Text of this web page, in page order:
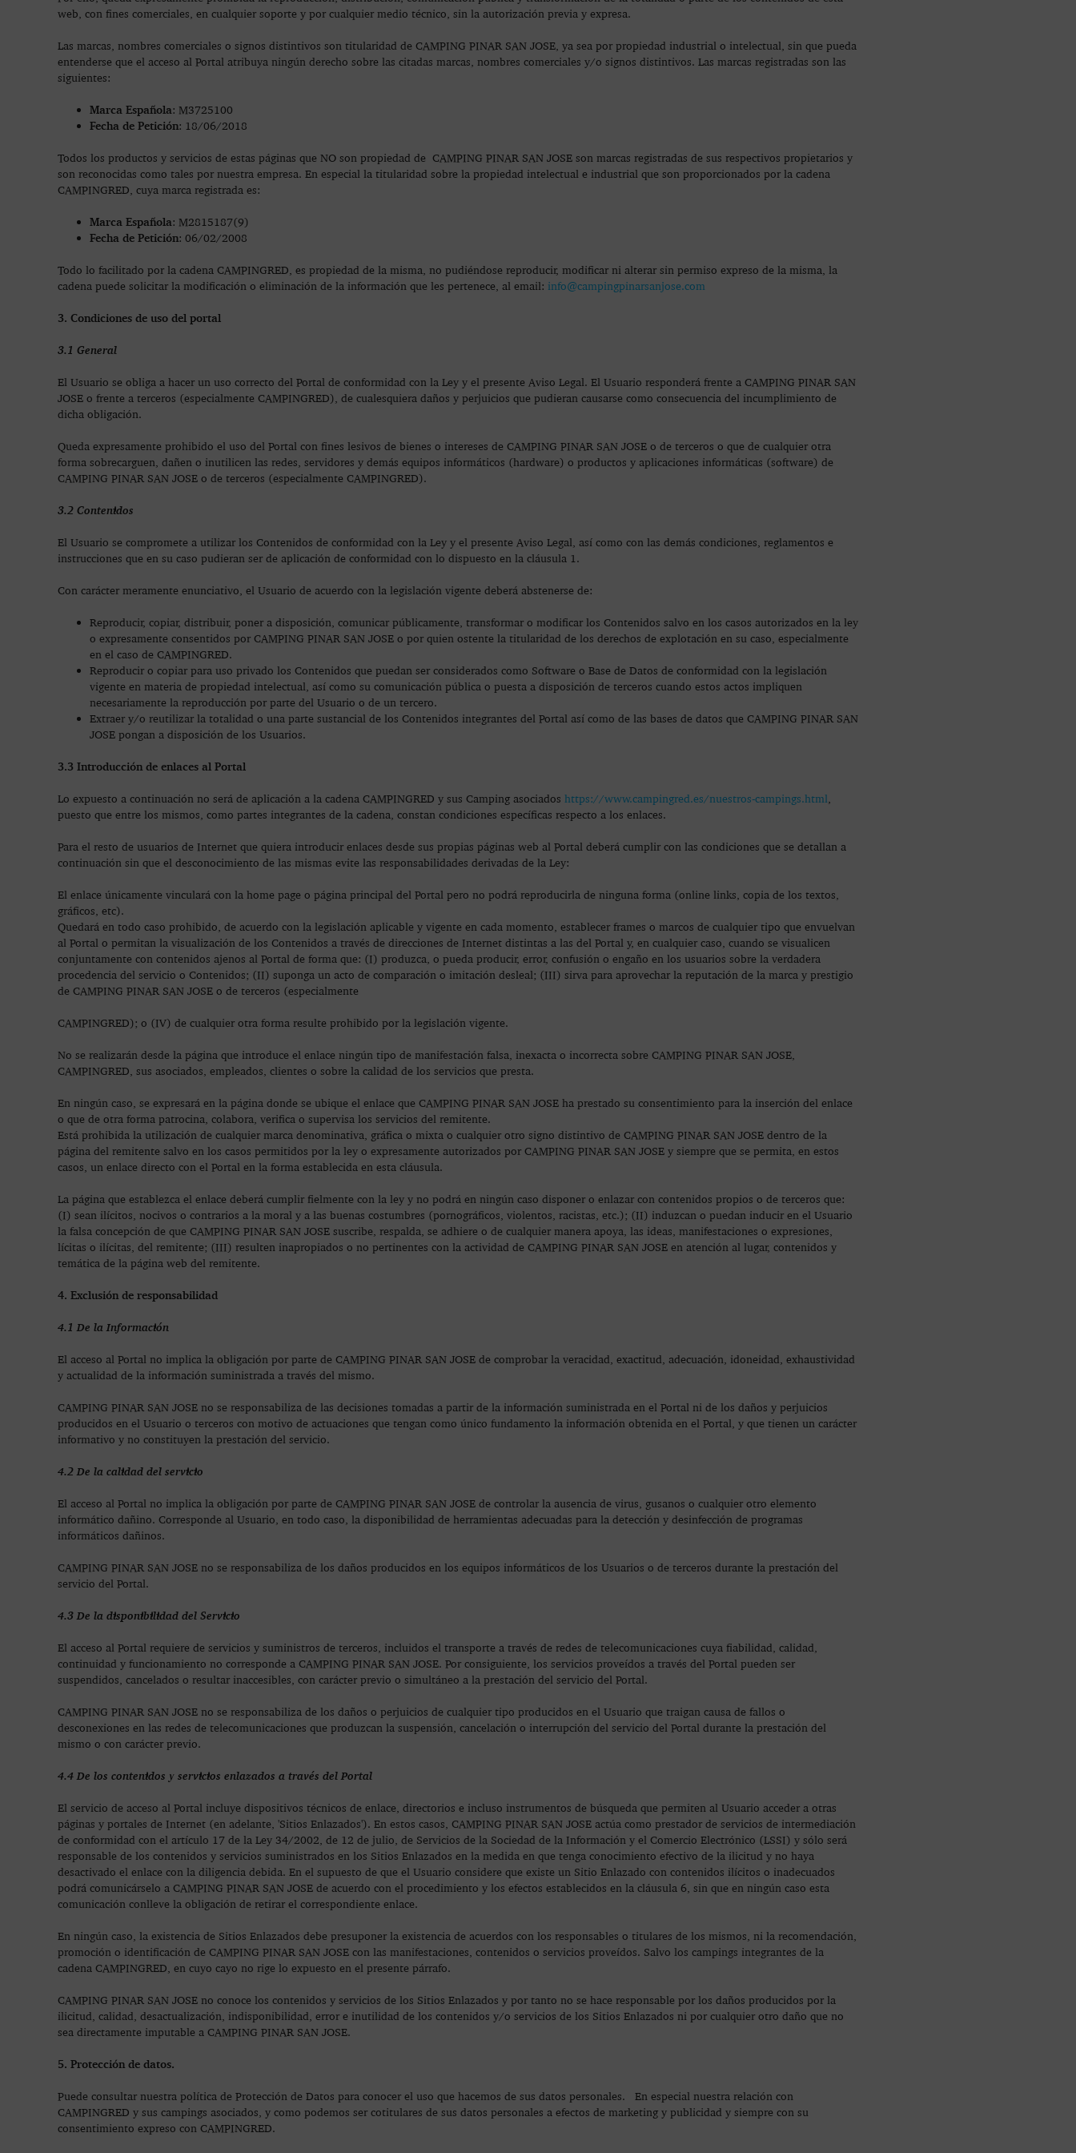
web, con fines comerciales, en cualquier soporte y por cualquier medio técnico, sin la autorización previa y expresa.
Las marcas, nombres comerciales o signos distintivos son titularidad de CAMPING PINAR SAN JOSE, ya sea por propiedad industrial o intelectual, sin que pueda
entenderse que el acceso al Portal atribuya ningún derecho sobre las citadas marcas, nombres comerciales y/o signos distintivos. Las marcas registradas son las
siguientes:
Marca Española: M3725100
Fecha de Petición: 18/06/2018
Todos los productos y servicios de estas páginas que NO son propiedad de CAMPING PINAR SAN JOSE son marcas registradas de sus respectivos propietarios y
son reconocidas como tales por nuestra empresa. En especial la titularidad sobre la propiedad intelectual e industrial que son proporcionados por la cadena
CAMPINGRED, cuya marca registrada es:
Marca Española: M2815187(9)
Fecha de Petición: 06/02/2008
Todo lo facilitado por la cadena CAMPINGRED, es propiedad de la misma, no pudiéndose reproducir, modificar ni alterar sin permiso expreso de la misma, la
cadena puede solicitar la modificación o eliminación de la información que les pertenece, al email: info@campingpinarsanjose.com
3. Condiciones de uso del portal
3.1 General
El Usuario se obliga a hacer un uso correcto del Portal de conformidad con la Ley y el presente Aviso Legal. El Usuario responderá frente a CAMPING PINAR SAN
JOSE o frente a terceros (especialmente CAMPINGRED), de cualesquiera daños y perjuicios que pudieran causarse como consecuencia del incumplimiento de
dicha obligación.
Queda expresamente prohibido el uso del Portal con fines lesivos de bienes o intereses de CAMPING PINAR SAN JOSE o de terceros o que de cualquier otra
forma sobrecarguen, dañen o inutilicen las redes, servidores y demás equipos informáticos (hardware) o productos y aplicaciones informáticas (software) de
CAMPING PINAR SAN JOSE o de terceros (especialmente CAMPINGRED).
3.2 Contenidos
El Usuario se compromete a utilizar los Contenidos de conformidad con la Ley y el presente Aviso Legal, así como con las demás condiciones, reglamentos e
instrucciones que en su caso pudieran ser de aplicación de conformidad con lo dispuesto en la cláusula 1.
Con carácter meramente enunciativo, el Usuario de acuerdo con la legislación vigente deberá abstenerse de:
Reproducir, copiar, distribuir, poner a disposición, comunicar públicamente, transformar o modificar los Contenidos salvo en los casos autorizados en la ley
o expresamente consentidos por CAMPING PINAR SAN JOSE o por quien ostente la titularidad de los derechos de explotación en su caso, especialmente
en el caso de CAMPINGRED.
Reproducir o copiar para uso privado los Contenidos que puedan ser considerados como Software o Base de Datos de conformidad con la legislación
vigente en materia de propiedad intelectual, así como su comunicación pública o puesta a disposición de terceros cuando estos actos impliquen
necesariamente la reproducción por parte del Usuario o de un tercero.
Extraer y/o reutilizar la totalidad o una parte sustancial de los Contenidos integrantes del Portal así como de las bases de datos que CAMPING PINAR SAN
JOSE pongan a disposición de los Usuarios.
3.3 Introducción de enlaces al Portal
Lo expuesto a continuación no será de aplicación a la cadena CAMPINGRED y sus Camping asociados https://www.campingred.es/nuestros-campings.html
puesto que entre los mismos, como partes integrantes de la cadena, constan condiciones específicas respecto a los enlaces.
Para el resto de usuarios de Internet que quiera introducir enlaces desde sus propias páginas web al Portal deberá cumplir con las condiciones que se detallan a
continuación sin que el desconocimiento de las mismas evite las responsabilidades derivadas de la Ley:
El enlace únicamente vinculará con la home page o página principal del Portal pero no podrá reproducirla de ninguna forma (online links, copia de los textos,
gráficos, etc).
Quedará en todo caso prohibido, de acuerdo con la legislación aplicable y vigente en cada momento, establecer frames o marcos de cualquier tipo que envuelvan
al Portal o permitan la visualización de los Contenidos a través de direcciones de Internet distintas a las del Portal y, en cualquier caso, cuando se visualicen
conjuntamente con contenidos ajenos al Portal de forma que: (I) produzca, o pueda producir, error, confusión o engaño en los usuarios sobre la verdadera
procedencia del servicio o Contenidos; (II) suponga un acto de comparación o imitación desleal; (III) sirva para aprovechar la reputación de la marca y prestigio
de CAMPING PINAR SAN JOSE o de terceros (especialmente
CAMPINGRED); o (IV) de cualquier otra forma resulte prohibido por la legislación vigente.
No se realizarán desde la página que introduce el enlace ningún tipo de manifestación falsa, inexacta o incorrecta sobre CAMPING PINAR SAN JOSE,
CAMPINGRED, sus asociados, empleados, clientes o sobre la calidad de los servicios que presta.
En ningún caso, se expresará en la página donde se ubique el enlace que CAMPING PINAR SAN JOSE ha prestado su consentimiento para la inserción del enlace
o que de otra forma patrocina, colabora, verifica o supervisa los servicios del remitente.
Está prohibida la utilización de cualquier marca denominativa, gráfica o mixta o cualquier otro signo distintivo de CAMPING PINAR SAN JOSE dentro de la
página del remitente salvo en los casos permitidos por la ley o expresamente autorizados por CAMPING PINAR SAN JOSE y siempre que se permita, en estos
casos, un enlace directo con el Portal en la forma establecida en esta cláusula.
La página que establezca el enlace deberá cumplir fielmente con la ley y no podrá en ningún caso disponer o enlazar con contenidos propios o de terceros que:
(I) sean ilícitos, nocivos o contrarios a la moral y a las buenas costumbres (pornográficos, violentos, racistas, etc.); (II) induzcan o puedan inducir en el Usuario
la falsa concepción de que CAMPING PINAR SAN JOSE suscribe, respalda, se adhiere o de cualquier manera apoya, las ideas, manifestaciones o expresiones,
lícitas o ilícitas, del remitente; (III) resulten inapropiados o no pertinentes con la actividad de CAMPING PINAR SAN JOSE en atención al lugar, contenidos y
temática de la página web del remitente.
4. Exclusión de responsabilidad
4.1 De la Información
El acceso al Portal no implica la obligación por parte de CAMPING PINAR SAN JOSE de comprobar la veracidad, exactitud, adecuación, idoneidad, exhaustividad
y actualidad de la información suministrada a través del mismo.
CAMPING PINAR SAN JOSE no se responsabiliza de las decisiones tomadas a partir de la información suministrada en el Portal ni de los daños y perjuicios
producidos en el Usuario o terceros con motivo de actuaciones que tengan como único fundamento la información obtenida en el Portal, y que tienen un carácter
informativo y no constituyen la prestación del servicio.
4.2 De la calidad del servicio
El acceso al Portal no implica la obligación por parte de CAMPING PINAR SAN JOSE de controlar la ausencia de virus, gusanos o cualquier otro elemento
informático dañino. Corresponde al Usuario, en todo caso, la disponibilidad de herramientas adecuadas para la detección y desinfección de programas
informáticos dañinos.
CAMPING PINAR SAN JOSE no se responsabiliza de los daños producidos en los equipos informáticos de los Usuarios o de terceros durante la prestación del
servicio del Portal.
4.3 De la disponibilidad del Servicio
El acceso al Portal requiere de servicios y suministros de terceros, incluidos el transporte a través de redes de telecomunicaciones cuya fiabilidad, calidad,
continuidad y funcionamiento no corresponde a CAMPING PINAR SAN JOSE. Por consiguiente, los servicios proveídos a través del Portal pueden ser
suspendidos, cancelados o resultar inaccesibles, con carácter previo o simultáneo a la prestación del servicio del Portal.
CAMPING PINAR SAN JOSE no se responsabiliza de los daños o perjuicios de cualquier tipo producidos en el Usuario que traigan causa de fallos o
desconexiones en las redes de telecomunicaciones que produzcan la suspensión, cancelación o interrupción del servicio del Portal durante la prestación del
mismo o con carácter previo.
4.4 De los contenidos y servicios enlazados a través del Portal
El servicio de acceso al Portal incluye dispositivos técnicos de enlace, directorios e incluso instrumentos de búsqueda que permiten al Usuario acceder a otras
páginas y portales de Internet (en adelante, 'Sitios Enlazados'). En estos casos, CAMPING PINAR SAN JOSE actúa como prestador de servicios de intermediación
de conformidad con el artículo 17 de la Ley 34/2002, de 12 de julio, de Servicios de la Sociedad de la Información y el Comercio Electrónico (LSSI) y sólo será
responsable de los contenidos y servicios suministrados en los Sitios Enlazados en la medida en que tenga conocimiento efectivo de la ilicitud y no haya
desactivado el enlace con la diligencia debida. En el supuesto de que el Usuario considere que existe un Sitio Enlazado con contenidos ilícitos o inadecuados
podrá comunicárselo a CAMPING PINAR SAN JOSE de acuerdo con el procedimiento y los efectos establecidos en la cláusula 6, sin que en ningún caso esta
comunicación conlleve la obligación de retirar el correspondiente enlace.
En ningún caso, la existencia de Sitios Enlazados debe presuponer la existencia de acuerdos con los responsables o titulares de los mismos, ni la recomendación,
promoción o identificación de CAMPING PINAR SAN JOSE con las manifestaciones, contenidos o servicios proveídos. Salvo los campings integrantes de la
cadena CAMPINGRED, en cuyo cayo no rige lo expuesto en el presente párrafo.
CAMPING PINAR SAN JOSE no conoce los contenidos y servicios de los Sitios Enlazados y por tanto no se hace responsable por los daños producidos por la
ilicitud, calidad, desactualización, indisponibilidad, error e inutilidad de los contenidos y/o servicios de los Sitios Enlazados ni por cualquier otro daño que no
sea directamente imputable a CAMPING PINAR SAN JOSE.
5. Protección de datos.
Puede consultar nuestra política de Protección de Datos para conocer el uso que hacemos de sus datos personales. En especial nuestra relación con
CAMPINGRED y sus campings asociados, y como podemos ser cotitulares de sus datos personales a efectos de marketing y publicidad y siempre con su
consentimiento expreso con CAMPINGRED.